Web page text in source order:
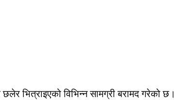
भित्राइएको विभिन्न सामग्री बरामद गरेको छ।